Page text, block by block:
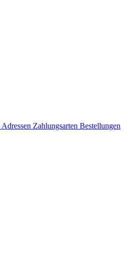
Adressen Zahlungsarten Bestellungen